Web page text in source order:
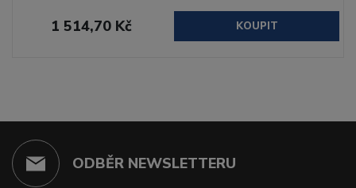
1 514,70 Kč KOUPIT
ODBĚR NEWSLETTERU